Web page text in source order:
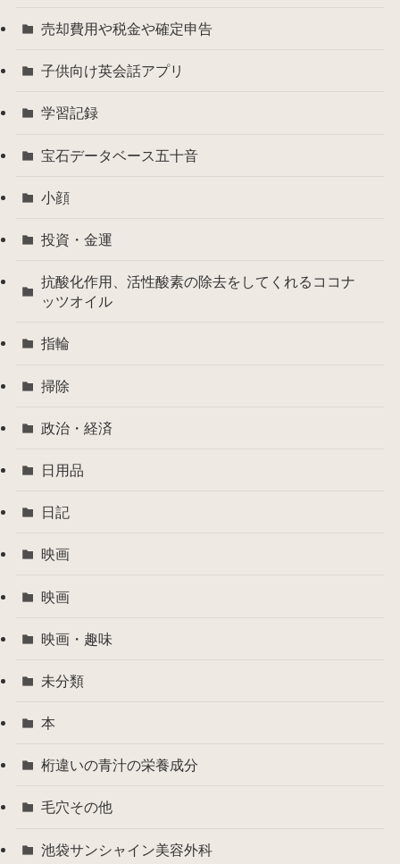
売却費用や税金や確定申告
子供向け英会話アプリ
学習記録
宝石データベース五十音
小顔
投資・金運
抗酸化作用、活性酸素の除去をしてくれるココナ
ッツオイル
指輪
掃除
政治・経済
日用品
日記
映画
映画
映画・趣味
未分類
本
桁違いの青汁の栄養成分
毛穴その他
池袋サンシャイン美容外科